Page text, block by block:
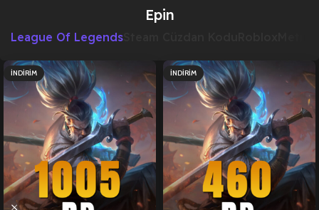
Epin
League Of Legends
İNDIRIM İNDIRIM